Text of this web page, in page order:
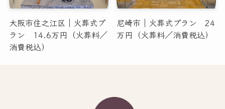
大阪市住之江区｜火葬式プ
ラン 14.6万円（火葬料／
消費税込）
尼崎市｜火葬式プラン 24
万円（火葬料／消費税込）